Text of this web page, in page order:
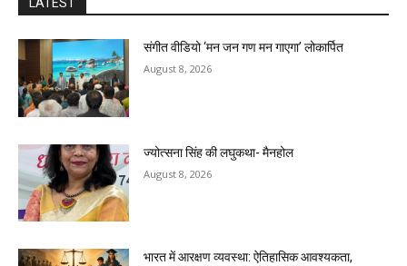
संगीत वीडियो ‘मन जन गण मन गाएगा’ लोकार्पित
August 8, 2026
ज्योत्सना सिंह की लघुकथा- मैनहोल
August 8, 2026
भारत में आरक्षण व्यवस्था: ऐतिहासिक आवश्यकता,